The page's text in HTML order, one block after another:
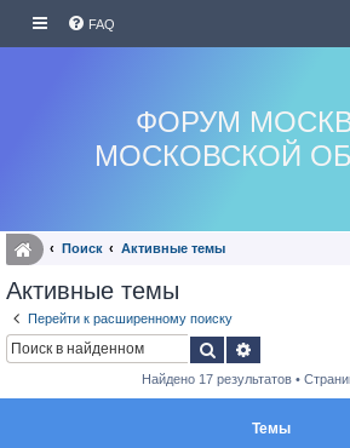
FAQ
ФОРУМ
МОСКОВСКОЙ
Поиск Активные темы
Активные темы
Перейти к расширенному поиску
Поиск
Найдено 17 результатов •
Темы